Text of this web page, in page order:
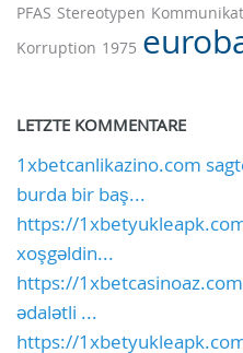
PFAS Stereotypen
Korruption 1975
LETZTE KOMMENTARE
1xbetcanlikazino.com
burda bir baş...
https://
xoşgəldin...
https://
ədalətli ...
https://